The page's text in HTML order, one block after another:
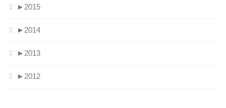
► 2015
► 2014
► 2013
► 2012